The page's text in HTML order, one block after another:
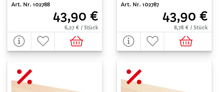
Art. Nr. 102788
43,90 €
6,27 € / Stück
Art. Nr. 102787
43,90 €
8,78 € / Stück